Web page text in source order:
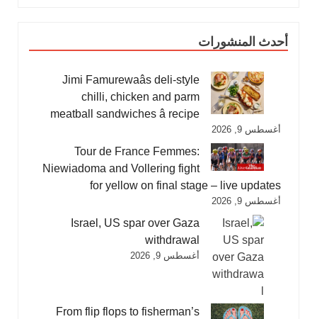
أحدث المنشورات
Jimi Famurewaâs deli-style
chilli, chicken and parm
meatball sandwiches â recipe
أغسطس 9, 2026
Tour de France Femmes:
Niewiadoma and Vollering fight
for yellow on final stage – live updates
أغسطس 9, 2026
Israel, US spar over Gaza
withdrawal
أغسطس 9, 2026
From flip flops to fisherman’s